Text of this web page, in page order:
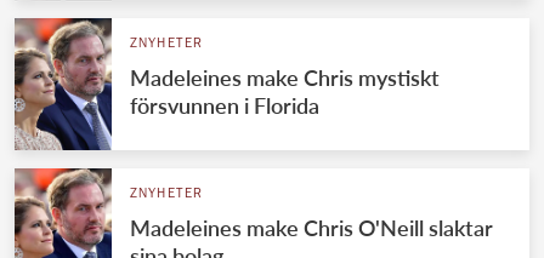
VÄRLDENS KUNGAHUS
Svenska kungahuset
Brittiska kungahuset
Danska kungahuset
REDAKTION
ZNYHETER
Madeleines make Chris mystiskt
försvunnen i Florida
ZNYHETER
Madeleines make Chris O'Neill slaktar